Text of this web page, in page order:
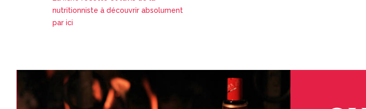
nutritionniste à découvrir absolument
par ici